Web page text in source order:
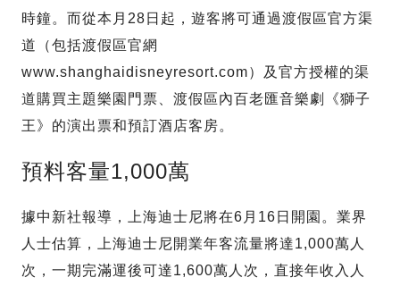
時鐘。而從本月28日起，遊客將可通過渡假區官方渠
道（包括渡假區官網
www.shanghaidisneyresort.com）及官方授權的渠
道購買主題樂園門票、渡假區內百老匯音樂劇《獅子
王》的演出票和預訂酒店客房。
預料客量1,000萬
據中新社報導，上海迪士尼將在6月16日開園。業界
人士估算，上海迪士尼開業年客流量將達1,000萬人
次，一期完滿運後可達1,600萬人次，直接年收入人